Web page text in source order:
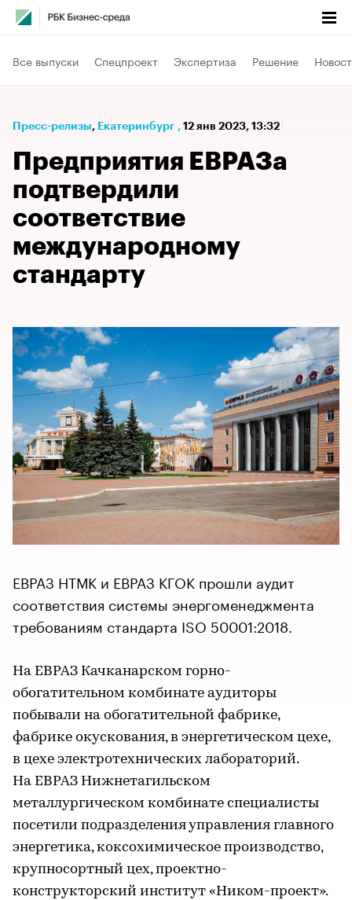
Все выпуски Спецпроект Экспертиза Решение
Пресс-релизы⁠, Екатеринбург , 12 янв 2023, 13:32
Предприятия ЕВРАЗа
подтвердили
соответствие
международному
стандарту
ЕВРАЗ НТМК и ЕВРАЗ КГОК прошли аудит
соответствия системы энергоменеджмента
требованиям стандарта ISO 50001:2018.
На ЕВРАЗ Качканарском горно-
обогатительном комбинате аудиторы
побывали на обогатительной фабрике,
фабрике окускования, в энергетическом цехе,
в цехе электротехнических лабораторий.
На ЕВРАЗ Нижнетагильском
металлургическом комбинате специалисты
посетили подразделения управления главного
энергетика, коксохимическое производство,
крупносортный цех, проектно-
конструкторский институт «Ником-проект».